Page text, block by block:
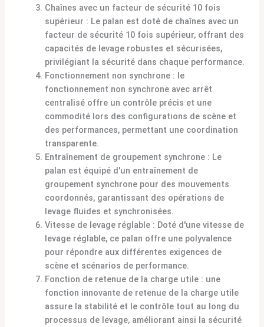
Chaînes avec un facteur de sécurité 10 fois
supérieur : Le palan est doté de chaînes avec un
facteur de sécurité 10 fois supérieur, offrant des
capacités de levage robustes et sécurisées,
privilégiant la sécurité dans chaque performance.
Fonctionnement non synchrone : le
fonctionnement non synchrone avec arrêt
centralisé offre un contrôle précis et une
commodité lors des configurations de scène et
des performances, permettant une coordination
transparente.
Entraînement de groupement synchrone : Le
palan est équipé d'un entraînement de
groupement synchrone pour des mouvements
coordonnés, garantissant des opérations de
levage fluides et synchronisées.
Vitesse de levage réglable : Doté d'une vitesse de
levage réglable, ce palan offre une polyvalence
pour répondre aux différentes exigences de
scène et scénarios de performance.
Fonction de retenue de la charge utile : une
fonction innovante de retenue de la charge utile
assure la stabilité et le contrôle tout au long du
processus de levage, améliorant ainsi la sécurité